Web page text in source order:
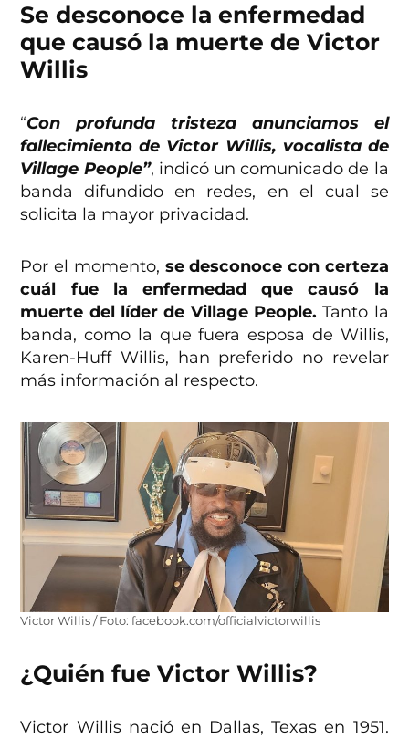
Se desconoce la enfermedad
que causó la muerte de Victor
Willis
“Con profunda tristeza anunciamos el
fallecimiento de Victor Willis, vocalista de
Village People”, indicó un comunicado de la
banda difundido en redes, en el cual se
solicita la mayor privacidad.
Por el momento, se desconoce con certeza
cuál fue la enfermedad que causó la
muerte del líder de Village People. Tanto la
banda, como la que fuera esposa de Willis,
Karen-Huff Willis, han preferido no revelar
más información al respecto.
Victor Willis / Foto: facebook.com/officialvictorwillis
¿Quién fue Victor Willis?
Victor Willis nació en Dallas, Texas en 1951.